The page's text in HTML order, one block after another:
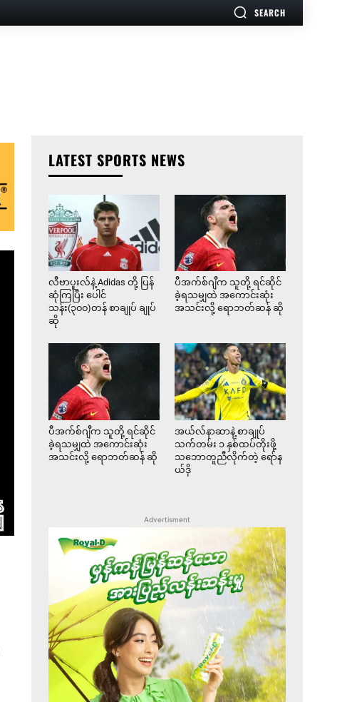
SEARCH
LATEST SPORTS NEWS
လီဗာပူးလ်နဲ့ Adidas တို့ ပြန်
ဆုံကြပြီး ပေါင်
သန်း(၃၀၀)တန် စာချုပ် ချုပ်
ဆို
ပီအက်စ်ဂျီက သူတို့ ရင်ဆိုင်
ခဲ့ရသမျှထဲ အကောင်းဆုံး
အသင်းလို့ ရောဘတ်ဆန် ဆို
ပီအက်စ်ဂျီက သူတို့ ရင်ဆိုင်
ခဲ့ရသမျှထဲ အကောင်းဆုံး
အသင်းလို့ ရောဘတ်ဆန် ဆို
အယ်လ်နာဆာနဲ့ စာချုပ်
သက်တမ်း ၁ နှစ်ထပ်တိုးဖို့
သဘောတူညီလိုက်တဲ့ ရော်န
ယ်ဒို
Advertisment